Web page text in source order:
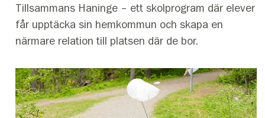
Tillsammans Haninge – ett skolprogram där elever
får upptäcka sin hemkommun och skapa en
närmare relation till platsen där de bor.